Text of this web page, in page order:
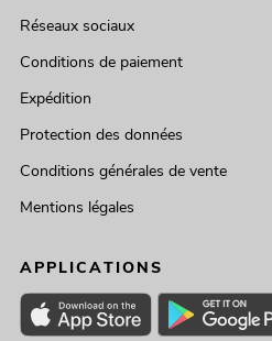
Réseaux sociaux
Conditions de paiement
Expédition
Protection des données
Conditions générales de vente
Mentions légales
APPLICATIONS